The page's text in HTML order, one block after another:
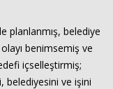
planlanmış, belediye
benimsemiş ve
içselleştirmiş;
belediyesini ve işini
Haberin Doğru Adresi.